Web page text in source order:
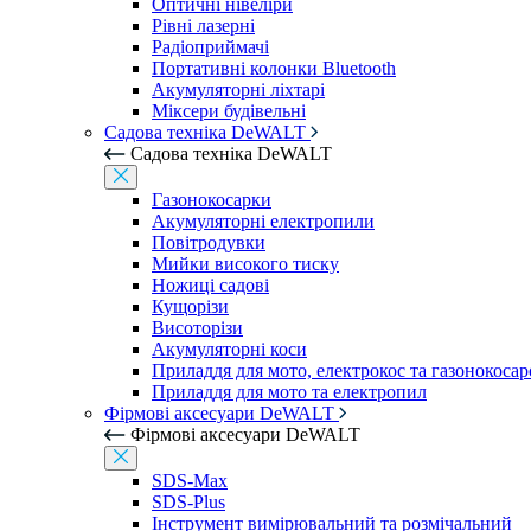
Оптичні нівеліри
Рівні лазерні
Радіоприймачі
Портативні колонки Bluetooth
Акумуляторні ліхтарі
Міксери будівельні
Садова техніка DeWALT
Садова техніка DeWALT
Газонокосарки
Акумуляторні електропили
Повітродувки
Мийки високого тиску
Ножиці садові
Кущорізи
Висоторізи
Акумуляторні коси
Приладдя для мото, електрокос та
Приладдя для мото та електропил
Фірмові аксесуари DeWALT
Фірмові аксесуари DeWALT
SDS-Max
SDS-Plus
Інструмент вимірювальний та розмічальний